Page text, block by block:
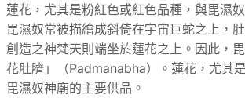
蓮花，尤其是粉紅色或紅色品種，與毘濕
毘濕奴常被描繪成斜倚在宇宙巨蛇之上，
創造之神梵天則端坐於蓮花之上。因此，
花肚臍」（Padmanabha）。蓮花，尤其
毘濕奴神廟的主要供品。